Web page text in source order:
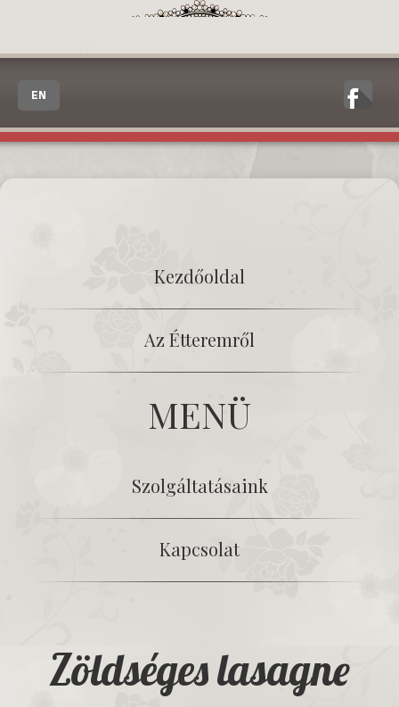
EN
Kezdőoldal
Az Étteremről
MENÜ
Szolgáltatásaink
Kapcsolat
Zöldséges lasagne